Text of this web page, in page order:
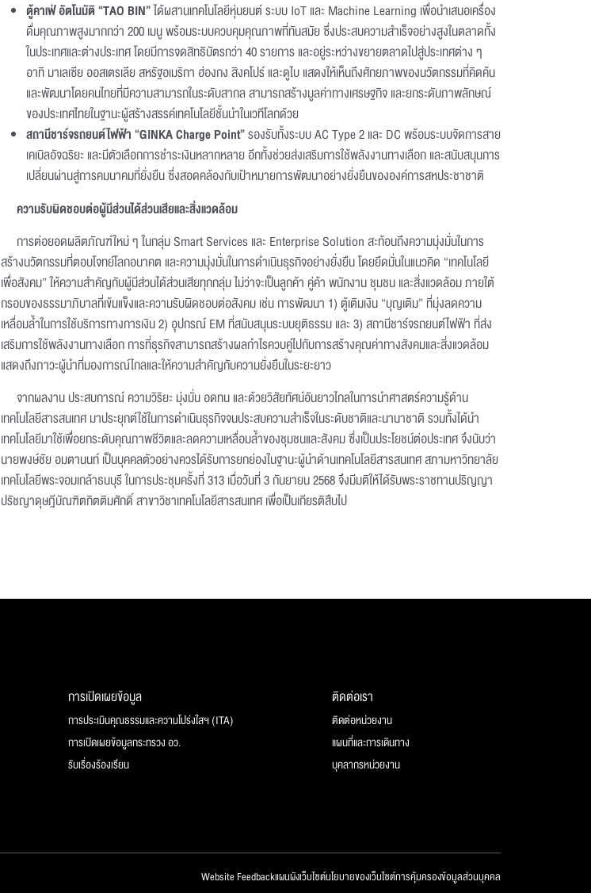
ตู้คาเฟ่ อัตโนมัติ “TAO BIN”ได้ผสานเทคโนโลยีหุ่นยนต์ ระบบ IoT และ Machine Learning เพื่อนำเสนอเครื่อง
ดื่มคุณภาพสูงมากกว่า 200 เมนู พร้อมระบบควบคุมคุณภาพที่ทันสมัย ซึ่งประสบความสำเร็จอย่างสูงในตลาดทั้ง
ในประเทศและต่างประเทศ โดยมีการจดสิทธิบัตรกว่า 40 รายการ และอยู่ระหว่างขยายตลาดไปสู่ประเทศต่าง ๆ
อาทิ มาเลเซีย ออสเตรเลีย สหรัฐอเมริกา ฮ่องกง สิงคโปร์ และดูไบ แสดงให้เห็นถึงศักยภาพของนวัตกรรมที่คิดค้น
และพัฒนาโดยคนไทยที่มีความสามารถในระดับสากล สามารถสร้างมูลค่าทางเศรษฐกิจ และยกระดับภาพลักษณ์
ของประเทศไทยในฐานะผู้สร้างสรรค์เทคโนโลยีชั้นนำในเวทีโลกด้วย
สถานีชาร์จรถยนต์ไฟฟ้า “GINKA Charge Point”รองรับทั้งระบบ AC Type 2 และ DC พร้อมระบบจัดการสาย
เคเบิลอัจฉริยะ และมีตัวเลือกการชำระเงินหลากหลาย อีกทั้งช่วยส่งเสริมการใช้พลังงานทางเลือก และสนับสนุนการ
เปลี่ยนผ่านสู่การคมนาคมที่ยั่งยืน ซึ่งสอดคล้องกับเป้าหมายการพัฒนาอย่างยั่งยืนขององค์การสหประชาชาติ
ความรับผิดชอบต่อผู้มีส่วนได้ส่วนเสียและสิ่งแวดล้อม
การต่อยอดผลิตภัณฑ์ใหม่ ๆ ในกลุ่ม Smart Services และ Enterprise Solution สะท้อนถึงความมุ่งมั่นในการ
สร้างนวัตกรรมที่ตอบโจทย์โลกอนาคต และความมุ่งมั่นในการดำเนินธุรกิจอย่างยั่งยืน โดยยึดมั่นในแนวคิด “เทคโนโลยี
เพื่อสังคม” ให้ความสำคัญกับผู้มีส่วนได้ส่วนเสียทุกกลุ่ม ไม่ว่าจะเป็นลูกค้า คู่ค้า พนักงาน ชุมชน และสิ่งแวดล้อม ภายใต้
กรอบของธรรมาภิบาลที่เข้มแข็งและความรับผิดชอบต่อสังคม เช่น การพัฒนา 1) ตู้เติมเงิน “บุญเติม” ที่มุ่งลดความ
เหลื่อมล้ำในการใช้บริการทางการเงิน 2) อุปกรณ์ EM ที่สนับสนุนระบบยุติธรรม และ 3) สถานีชาร์จรถยนต์ไฟฟ้า ที่ส่ง
เสริมการใช้พลังงานทางเลือก การที่ธุรกิจสามารถสร้างผลกำไรควบคู่ไปกับการสร้างคุณค่าทางสังคมและสิ่งแวดล้อม
แสดงถึงภาวะผู้นำที่มองการณ์ไกลและให้ความสำคัญกับความยั่งยืนในระยะยาว
จากผลงาน ประสบการณ์ ความวิริยะ มุ่งมั่น อดทน และด้วยวิสัยทัศน์อันยาวไกลในการนำศาสตร์ความรู้ด้าน
เทคโนโลยีสารสนเทศ มาประยุกต์ใช้ในการดำเนินธุรกิจจนประสบความสำเร็จในระดับชาติและนานาชาติ รวมทั้งได้นำ
เทคโนโลยีมาใช้เพื่อยกระดับคุณภาพชีวิตและลดความเหลื่อมล้ำของชุมชนและสังคม ซึ่งเป็นประโยชน์ต่อประเทศ จึงนับว่า
นายพงษ์ชัย อมตานนท์ เป็นบุคคลตัวอย่างควรได้รับการยกย่องในฐานะผู้นำด้านเทคโนโลยีสารสนเทศ สภามหาวิทยาลัย
เทคโนโลยีพระจอมเกล้าธนบุรี ในการประชุมครั้งที่ 313 เมื่อวันที่ 3 กันยายน 2568 จึงมีมติให้ได้รับพระราชทานปริญญา
ปรัชญาดุษฎีบัณฑิตกิตติมศักดิ์ สาขาวิชาเทคโนโลยีสารสนเทศ เพื่อเป็นเกียรติสืบไป
การเปิดเผยข้อมูล
การประเมินคุณธรรมและความโปร่งใสฯ (ITA)
การเปิดเผยข้อมูลกระทรวง อว.
รับเรื่องร้องเรียน
ติดต่อเรา
ติดต่อหน่วยงาน
แผนที่และการเดินทาง
บุคลากรหน่วยงาน
Website Feedbackแผนผังเว็บไซต์นโยบายของเว็บไซต์การคุ้มครองข้อมูลส่วนบุคคล